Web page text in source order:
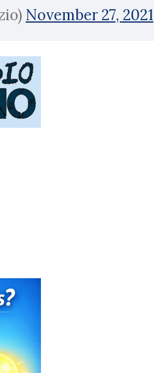
November 27, 2021